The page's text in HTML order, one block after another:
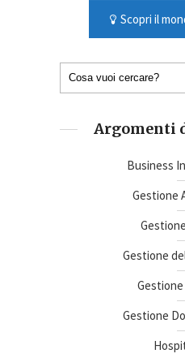
Scopri il
Argomenti
Business
Gestione
Gestione
Gestione